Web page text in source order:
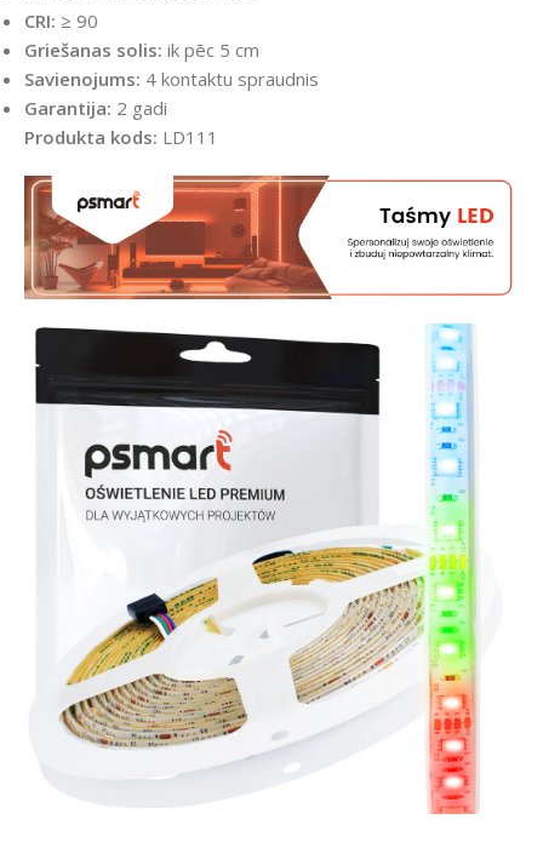
CRI: ≥ 90
Griešanas solis: ik pēc 5 cm
Savienojums: 4 kontaktu spraudnis
Garantija: 2 gadi
Produkta kods: LD111